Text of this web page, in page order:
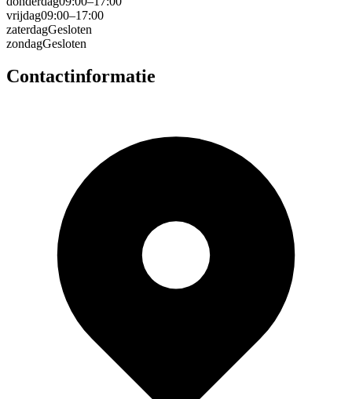
vrijdag09:00–17:00
zaterdagGesloten
zondagGesloten
Contactinformatie